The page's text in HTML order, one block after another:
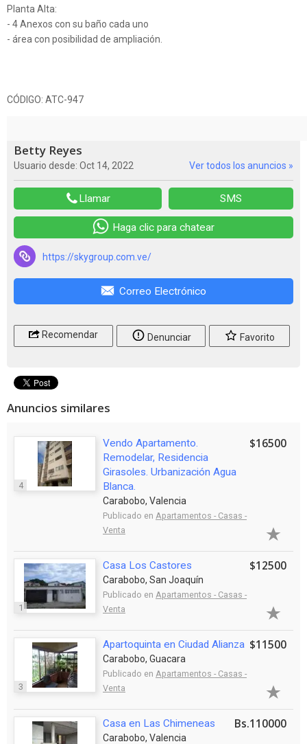
Planta Alta:
- 4 Anexos con su baño cada uno
- área con posibilidad de ampliación.
CÓDIGO: ATC-947
Betty Reyes
Usuario desde: Oct 14, 2022 Ver todos los anuncios »
Llamar SMS
Haga clic para chatear
https://skygroup.com.ve/
Correo Electrónico
Recomendar Denunciar Favorito
Anuncios similares
4
Vendo Apartamento.
Remodelar, Residencia
Girasoles. Urbanización Agua
Blanca.
Carabobo, Valencia
Publicado en Apartamentos - Casas -
Venta
$16500
1
Casa Los Castores
Carabobo, San Joaquín
Publicado en Apartamentos - Casas -
Venta
$12500
3
Apartoquinta en Ciudad Alianza
Carabobo, Guacara
Publicado en Apartamentos - Casas -
Venta
$11500
Casa en Las Chimeneas
Carabobo, Valencia
Bs.110000